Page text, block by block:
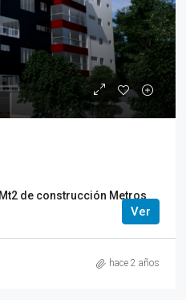
de construcción Metros
Ver
hace 2 años